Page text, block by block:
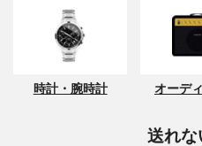
時計・腕時計 オーデ
送れな